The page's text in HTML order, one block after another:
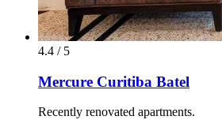
4.4 / 5
Mercure Curitiba Batel
Recently renovated apartments.